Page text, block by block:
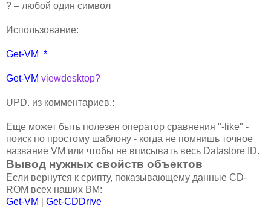
? – любой один символ
Использование:
Get-VM *
Get-VM viewdesktop?
UPD. из комментариев.:
Еще может быть полезен оператор сравнения "-like" -
поиск по простому шаблону - когда не помнишь точное
название VM или чтобы не вписывать весь Datastore ID.
Вывод нужных свойств объектов
Если вернутся к срипту, показывающему данные CD-
ROM всех наших ВМ:
Get-VM
Get-CDDrive